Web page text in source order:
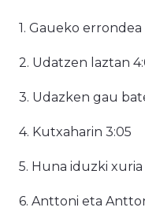
1. Gaueko errondea
2. Udatzen laztan
3. Udazken gau
4. Kutxaharin 3:05
5. Huna iduzki xuria
6. Anttoni eta